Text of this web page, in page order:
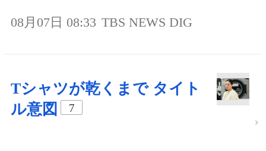
08月07日 08:33 TBS NEWS DIG
Tシャツが乾くまで タイト
ル意図
7